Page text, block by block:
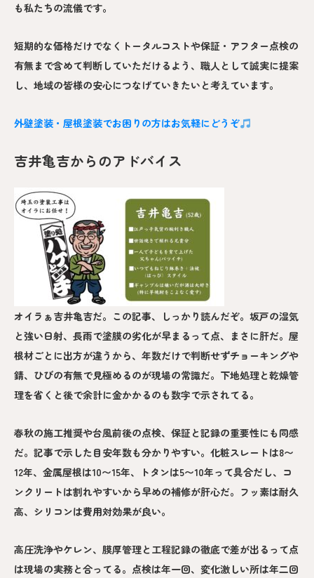
も私たちの流儀です。
短期的な価格だけでなくトータルコストや保証・アフター点検の
有無まで含めて判断していただけるよう、職人として誠実に提案
し、地域の皆様の安心につなげていきたいと考えています。
外壁塗装・屋根塗装でお困りの方はお気軽にどうぞ
吉井亀吉からのアドバイス
オイラぁ吉井亀吉だ。この記事、しっかり読んだぞ。坂戸の湿気
と強い日射、長雨で塗膜の劣化が早まるって点、まさに肝だ。屋
根材ごとに出方が違うから、年数だけで判断せずチョーキングや
錆、ひびの有無で見極めるのが現場の常識だ。下地処理と乾燥管
理を省くと後で余計に金かかるのも数字で示されてる。
春秋の施工推奨や台風前後の点検、保証と記録の重要性にも同感
だ。記事で示した目安年数も分かりやすい。化粧スレートは8〜
12年、金属屋根は10〜15年、トタンは5〜10年って具合だし、コ
ンクリートは割れやすいから早めの補修が肝心だ。フッ素は耐久
高、シリコンは費用対効果が良い。
高圧洗浄やケレン、膜厚管理と工程記録の徹底で差が出るって点
は現場の実務と合ってる。点検は年一回、変化激しい所は年二回